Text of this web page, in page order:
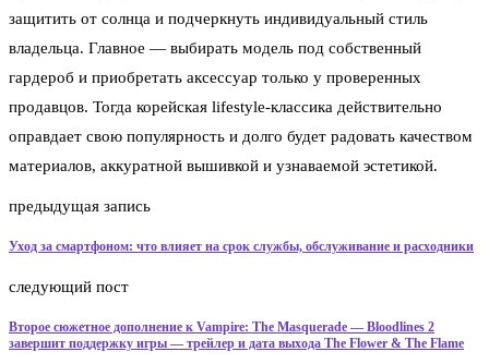
защитить от солнца и подчеркнуть индивидуальный стиль
владельца. Главное — выбирать модель под собственный
гардероб и приобретать аксессуар только у проверенных
продавцов. Тогда корейская lifestyle-классика действительно
оправдает свою популярность и долго будет радовать качеством
материалов, аккуратной вышивкой и узнаваемой эстетикой.
предыдущая запись
Уход за смартфоном: что влияет на срок службы, обслуживание и расходники
следующий пост
Второе сюжетное дополнение к Vampire: The Masquerade — Bloodlines 2
завершит поддержку игры — трейлер и дата выхода The Flower & The Flame